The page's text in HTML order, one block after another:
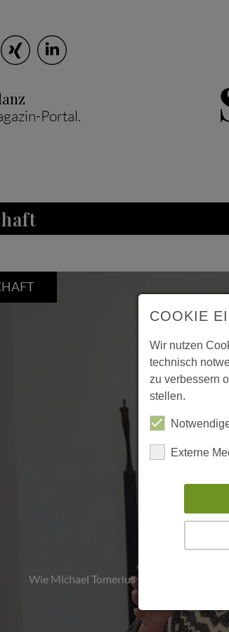
Portal.
Sei
Wie Michael Tomerius aus Wolfenbüttel
COOKIE
Wir nutzen
technisch
zu verbessern
stellen.
Externe